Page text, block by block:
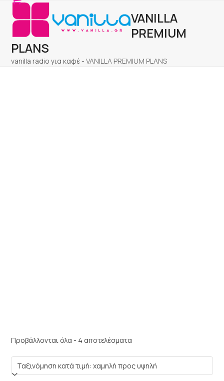
Skip
content
Open
mobile
menu
Close
mobile
menu
VANILLA
PREMIUM
PLANS
vanilla radio για καφέ -VANILLA PREMIUM PLANS
Προβάλλονται όλα - 4 αποτελέσματα
by
price: